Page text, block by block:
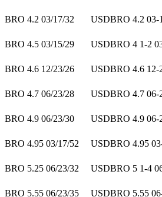
BRO 4.2 03/17/32
USDBRO 4.2 03-
BRO 4.5 03/15/29
USDBRO 4 1-2
BRO 4.6 12/23/26
USDBRO 4.6 12-
BRO 4.7 06/23/28
USDBRO 4.7 06-
BRO 4.9 06/23/30
USDBRO 4.9 06-
BRO 4.95 03/17/52
USDBRO 4.95
BRO 5.25 06/23/32
USDBRO 5 1-4
BRO 5.55 06/23/35
USDBRO 5.55